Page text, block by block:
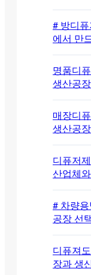
# 방디퓨
에서 만
명품디
생산공
매장디
생산공장
디퓨저
산업체
# 차량
공장 선
디퓨져
장과 생